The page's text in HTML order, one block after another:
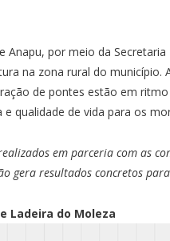
Anapu, por meio da
na zona rural do município.
de pontes estão em
qualidade de vida para os
em parceria com as
gera resultados concretos
Ladeira do Moleza